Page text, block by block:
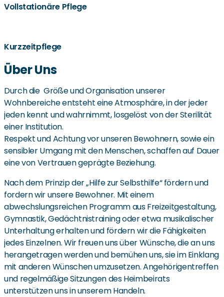
Vollstationäre Pflege
Kurzzeitpflege
Über Uns
Durch die Größe und Organisation unserer
Wohnbereiche entsteht eine Atmosphäre, in der jeder
jeden kennt und wahrnimmt, losgelöst von der Sterilität
einer Institution.
Respekt und Achtung vor unseren Bewohnern, sowie ein
sensibler Umgang mit den Menschen, schaffen auf Dauer
eine von Vertrauen geprägte Beziehung.
Nach dem Prinzip der „Hilfe zur Selbsthilfe“ fördern und
fordern wir unsere Bewohner. Mit einem
abwechslungsreichen Programm aus Freizeitgestaltung,
Gymnastik, Gedächtnistraining oder etwa musikalischer
Unterhaltung erhalten und fördern wir die Fähigkeiten
jedes Einzelnen. Wir freuen uns über Wünsche, die an uns
herangetragen werden und bemühen uns, sie im Einklang
mit anderen Wünschen umzusetzen. Angehörigentreffen
und regelmäßige Sitzungen des Heimbeirats
unterstützen uns in unserem Handeln.